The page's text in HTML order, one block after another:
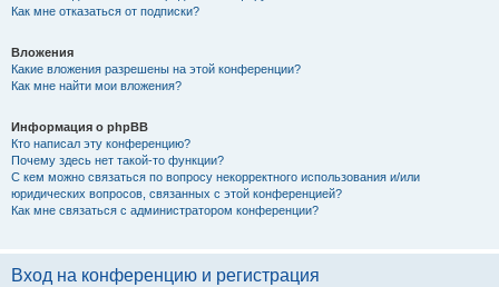
Как мне отказаться от подписки?
Вложения
Какие вложения разрешены на этой конференции?
Как мне найти мои вложения?
Информация о phpBB
Кто написал эту конференцию?
Почему здесь нет такой-то функции?
С кем можно связаться по вопросу некорректного использования и/или
юридических вопросов, связанных с этой конференцией?
Как мне связаться с администратором конференции?
Вход на конференцию и регистрация